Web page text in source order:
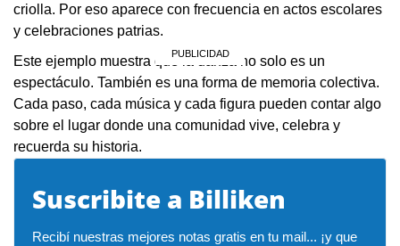
criolla. Por eso aparece con frecuencia en actos escolares
y celebraciones patrias.
Este ejemplo muestra que la danza no solo es un
espectáculo. También es una forma de memoria colectiva.
Cada paso, cada música y cada figura pueden contar algo
sobre el lugar donde una comunidad vive, celebra y
recuerda su historia.
Suscribite a Billiken
Recibí nuestras mejores notas gratis en tu mail... ¡y que